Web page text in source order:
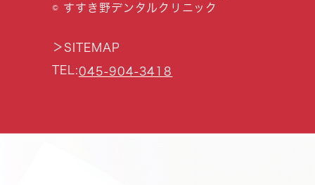
© すすき野デンタルクリニック
＞ SITEMAP
TEL:045-904-3418